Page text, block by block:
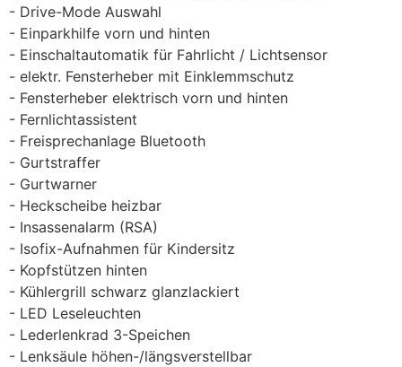
Drive-Mode Auswahl
Einparkhilfe vorn und hinten
Einschaltautomatik für Fahrlicht / Lichtsensor
elektr. Fensterheber mit Einklemmschutz
Fensterheber elektrisch vorn und hinten
Fernlichtassistent
Freisprechanlage Bluetooth
Gurtstraffer
Gurtwarner
Heckscheibe heizbar
Insassenalarm (RSA)
Isofix-Aufnahmen für Kindersitz
Kopfstützen hinten
Kühlergrill schwarz glanzlackiert
LED Leseleuchten
Lederlenkrad 3-Speichen
Lenksäule höhen-/längsverstellbar